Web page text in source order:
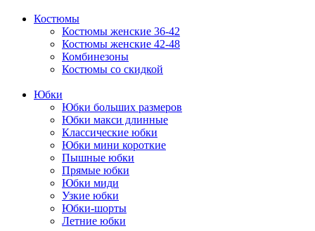
Костюмы
Костюмы женские 36-42
Костюмы женские 42-48
Комбинезоны
Костюмы со скидкой
Юбки
Юбки больших размеров
Юбки макси длинные
Классические юбки
Юбки мини короткие
Пышные юбки
Прямые юбки
Юбки миди
Узкие юбки
Юбки-шорты
Летние юбки